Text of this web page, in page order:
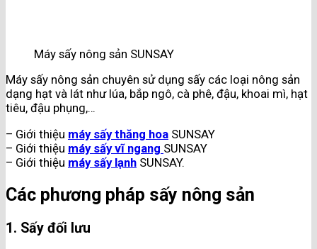
Máy sấy nông sản SUNSAY
Máy sấy nông sản chuyên sử dụng sấy các loại nông sản
dạng hạt và lát như lúa, bắp ngô, cà phê, đậu, khoai mì, hạt
tiêu, đậu phụng,…
– Giới thiệu máy sấy thăng hoa SUNSAY
– Giới thiệu máy sấy vĩ ngang SUNSAY
– Giới thiệu máy sấy lạnh SUNSAY.
Các phương pháp sấy nông sản
1. Sấy đối lưu